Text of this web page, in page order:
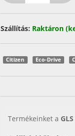
Szállítás: Raktáron
Citizen Eco-Drive
Termékeinket a GLS